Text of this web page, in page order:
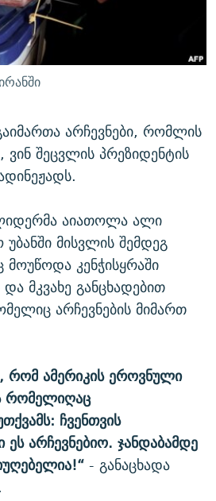
COVID-19
ᲘᲡᲢᲝᲠᲘᲐ
საიტი არჩევნები, რომლის
ვინ შეცვლის პრეზიდენტის
აიათოლა ალი
უბანში მისვლის შემდეგ
მოუწოდა კენჭისყრაში
მკვახე განცხადებით
არჩევნების მიმართ
რომ ამერიკის ეროვნული
რომელიღაც
ჩვენთვის
არჩევნებიო. ჯანდაბამდე
- განაცხადა